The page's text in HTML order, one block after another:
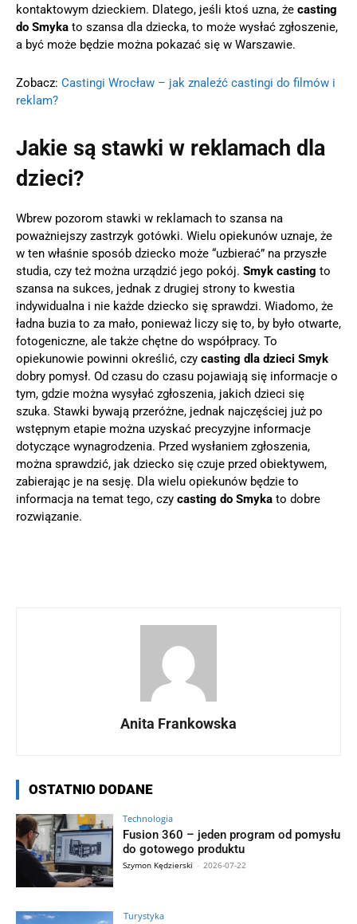
kontaktowym dzieckiem. Dlatego, jeśli ktoś uzna, że casting
do Smyka to szansa dla dziecka, to może wysłać zgłoszenie,
a być może będzie można pokazać się w Warszawie.
Zobacz: Castingi Wrocław – jak znaleźć castingi do filmów i
reklam?
Jakie są stawki w reklamach dla
dzieci?
Wbrew pozorom stawki w reklamach to szansa na
poważniejszy zastrzyk gotówki. Wielu opiekunów uznaje, że
w ten właśnie sposób dziecko może “uzbierać” na przyszłe
studia, czy też można urządzić jego pokój. Smyk casting to
szansa na sukces, jednak z drugiej strony to kwestia
indywidualna i nie każde dziecko się sprawdzi. Wiadomo, że
ładna buzia to za mało, ponieważ liczy się to, by było otwarte,
fotogeniczne, ale także chętne do współpracy. To
opiekunowie powinni określić, czy casting dla dzieci Smyk
dobry pomysł. Od czasu do czasu pojawiają się informacje o
tym, gdzie można wysyłać zgłoszenia, jakich dzieci się
szuka. Stawki bywają przeróżne, jednak najczęściej już po
wstępnym etapie można uzyskać precyzyjne informacje
dotyczące wynagrodzenia. Przed wysłaniem zgłoszenia,
można sprawdzić, jak dziecko się czuje przed obiektywem,
zabierając je na sesję. Dla wielu opiekunów będzie to
informacja na temat tego, czy casting do Smyka to dobre
rozwiązanie.
Anita Frankowska
OSTATNIO DODANE
Technologia
Fusion 360 – jeden program od pomysłu
do gotowego produktu
Szymon Kędzierski - 2026-07-22
Turystyka